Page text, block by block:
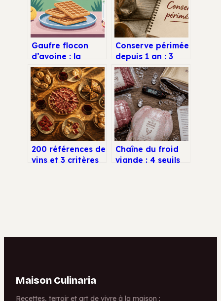
Gaufre flocon
d’avoine : la
recette saine,
rapide et
vraiment
croustillante
Conserve périmée
depuis 1 an : 3
tests
indispensables
pour éviter le
gaspillage sans
risque
200 références de
vins et 3 critères
Chaîne du froid
viande : 4 seuils
Maison Culinaria
Recettes, terroir et art de vivre à la maison :